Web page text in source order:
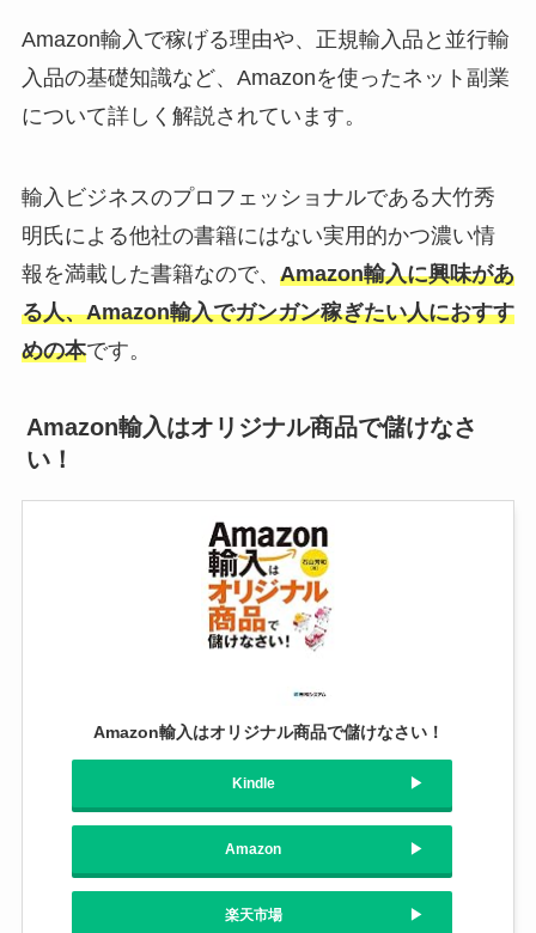
Amazon輸入で稼げる理由や、正規輸入品と並行輸
入品の基礎知識など、Amazonを使ったネット副業
について詳しく解説されています。
輸入ビジネスのプロフェッショナルである大竹秀
明氏による他社の書籍にはない実用的かつ濃い情
報を満載した書籍なので、 Amazon輸入に興味があ
る人、Amazon輸入でガンガン稼ぎたい人におすす
めの本です。
Amazon輸入はオリジナル商品で儲けなさ
い！
Amazon輸入はオリジナル商品で儲けなさい！
Kindle
Amazon
楽天市場